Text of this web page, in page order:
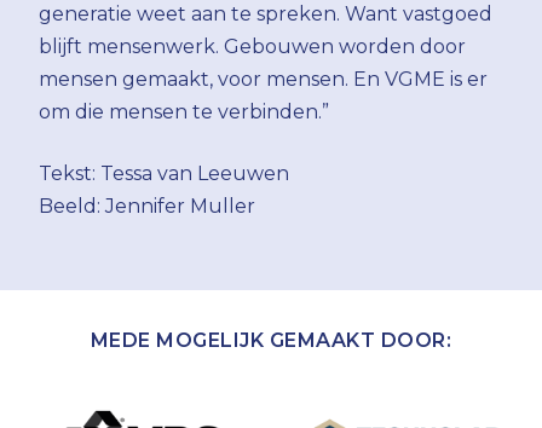
generatie weet aan te spreken. Want vastgoed
blijft mensenwerk. Gebouwen worden door
mensen gemaakt, voor mensen. En VGME is er
om die mensen te verbinden.”
Tekst: Tessa van Leeuwen
Beeld: Jennifer Muller
MEDE MOGELIJK GEMAAKT DOOR: